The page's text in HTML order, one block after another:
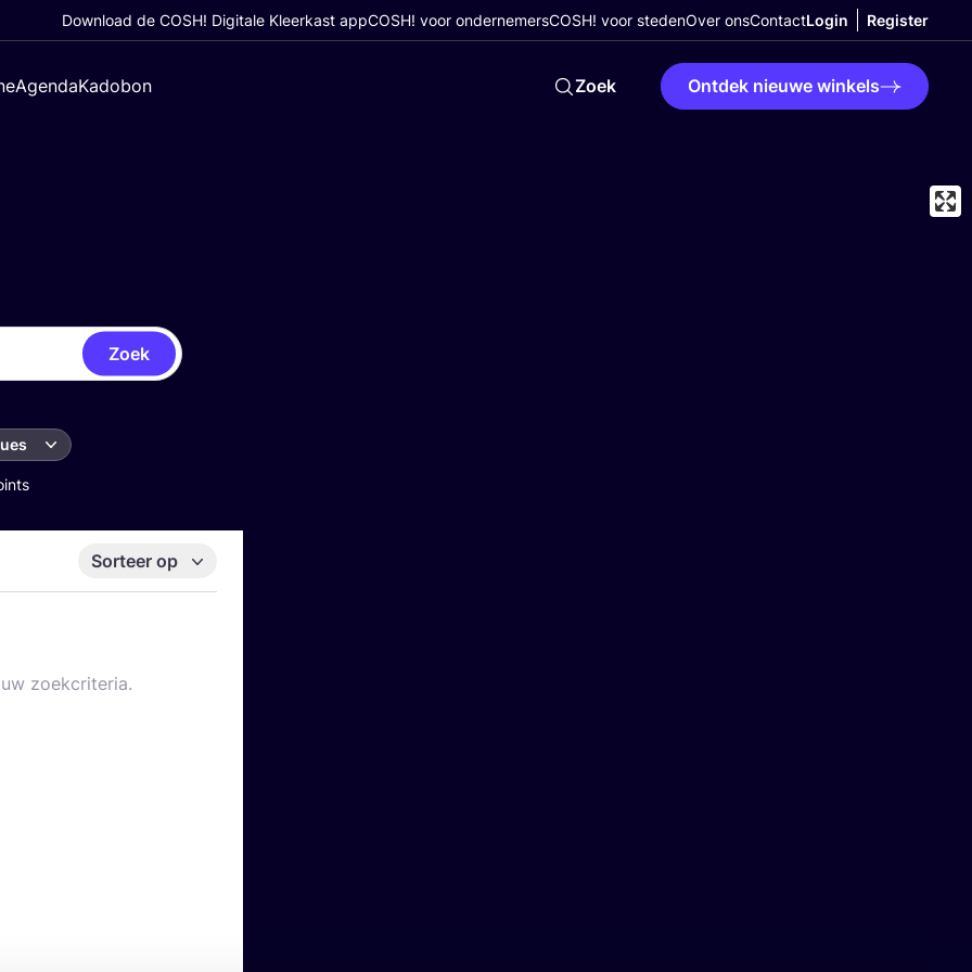
Download de COSH! Digitale Kleerkast appCOSH! voor ondernemersCOSH! voor stedenOver onsContactLogin Register
AgendaKadobon Zoek Ontdek nieuwe winkels
Zoek
Sorteer op
zoekcriteria.